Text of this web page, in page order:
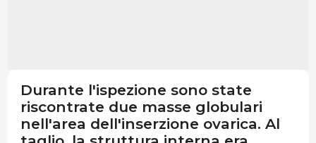
Durante l'ispezione sono state
riscontrate due masse globulari
nell'area dell'inserzione ovarica. Al